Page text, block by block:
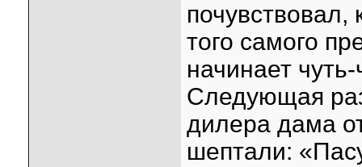
почувствовал,
того самого
начинает
Следующая
дилера дама
шептали: